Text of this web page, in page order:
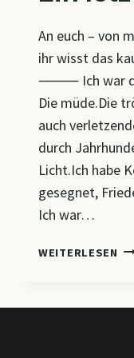
An euch – von
ihr wisst das
⸻ Ich war die
Die müde.Die
auch
durch
Licht.Ich habe
gesegnet,
Ich war…
WEITERLESEN